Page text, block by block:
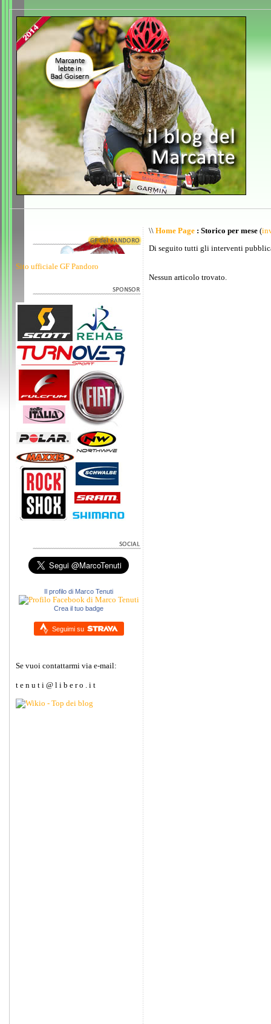
Sito ufficiale GF Pandoro
Il profilo di Marco Tenuti
Crea il tuo badge
Seguimi su
Se vuoi contattarmi via e-mail:
t e n u t i @ l i b e r o . i t
\\ Home Page : Storico per mese (
Di seguito tutti gli interventi
Nessun articolo trovato.